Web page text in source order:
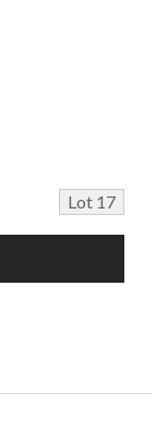
Lot 17